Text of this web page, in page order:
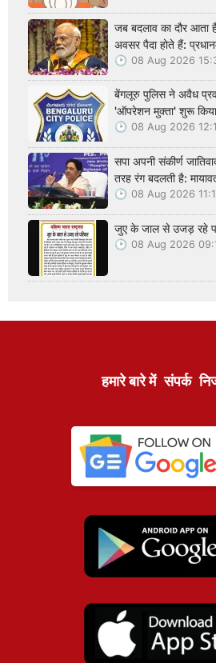
जब बदलाव का दौर आता
अवसर पैदा होते हैं:
08 Aug 2026
बेंगलूरु पुलिस ने अवैध
'ऑपरेशन मुक्ता' शुरू किया
08 Aug 2026
सपा अपनी संकीर्ण
तरह रंग बदलती है:
08 Aug 2026
जुए के जाल से उजड़ रहे
08 Aug 2026
हमारे बारे में संपर्क